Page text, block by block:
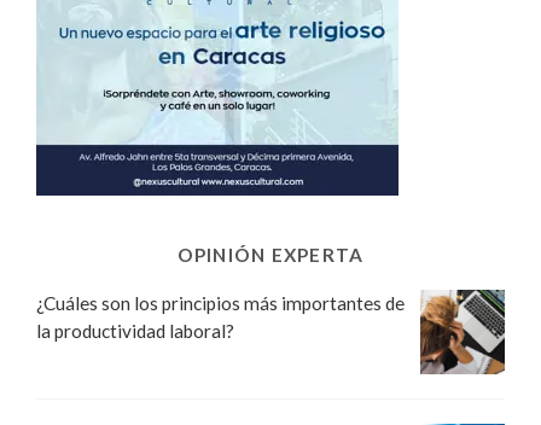
OPINIÓN EXPERTA
¿Cuáles son los principios más importantes de
la productividad laboral?